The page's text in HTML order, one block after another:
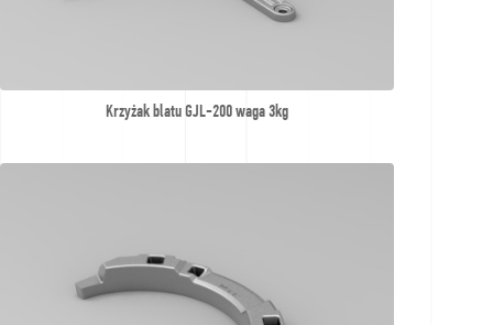
Krzyżak blatu GJL-200 waga 3kg